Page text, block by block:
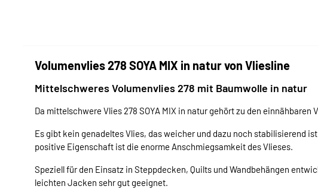
Volumenvlies 278 SOYA MIX in natur von Vliesline
Mittelschweres Volumenvlies 278 mit Baumwolle in natur
Da mittelschwere Vlies 278 SOYA MIX in natur gehört zu den einnähbaren
Es gibt kein genadeltes Vlies, das weicher und dazu noch stabilisierend
positive Eigenschaft ist die enorme Anschmiegsamkeit des Vlieses.
Speziell für den Einsatz in Steppdecken, Quilts und Wandbehängen
leichten Jacken sehr gut geeignet.